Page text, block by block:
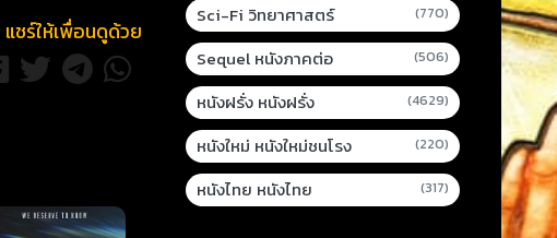
แชร์ให้เพื่อนดูด้วย
Sci-Fi วิทยาศาสตร์ (770)
Sequel หนังภาคต่อ (506)
หนังฝรั่ง หนังฝรั่ง (4629)
หนังใหม่ หนังใหม่ชนโรง (220)
หนังไทย หนังไทย (317)